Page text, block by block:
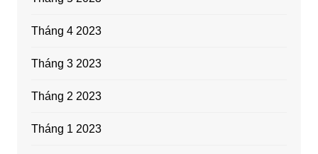
Tháng 4 2023
Tháng 3 2023
Tháng 2 2023
Tháng 1 2023